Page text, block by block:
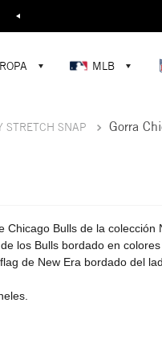
ROPA MLB
STRETCH SNAP Gorra
Chicago Bulls de la colección
los Bulls bordado en
de New Era bordado del